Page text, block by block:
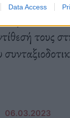
Data Access
τους
06.03.2023